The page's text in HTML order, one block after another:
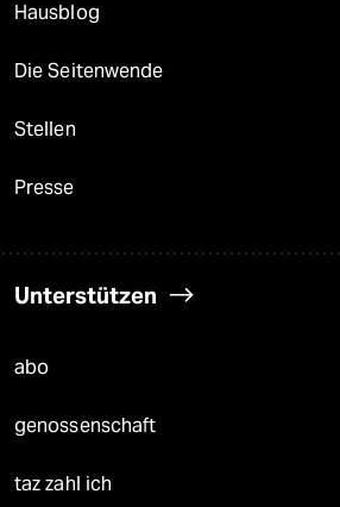
Hausblog
Die Seitenwende
Stellen
Presse
Unterstützen
abo
genossenschaft
taz zahl ich